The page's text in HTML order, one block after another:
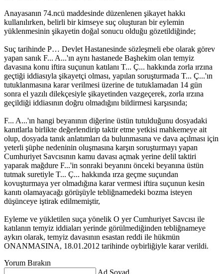
Anayasanın 74.ncü maddesinde düzenlenen şikayet hakkı
kullanılırken, belirli bir kimseye suç oluşturan bir eylemin
yüklenmesinin şikayetin doğal sonucu olduğu gözetildiğinde;
Suç tarihinde P… Devlet Hastanesinde sözleşmeli ebe olarak görev
yapan sanık F... A...'ın aynı hastanede Başhekim olan temyiz
davasına konu iftira suçunun katılanı T... Ç... hakkında zorla ırzına
geçtiği iddiasıyla şikayetçi olması, yapılan soruşturmada T... Ç...'ın
tutuklanmasına karar verilmesi üzerine de tutuklamadan 14 gün
sonra el yazılı dilekçesiyle şikayetinden vazgeçerek, zorla ırzına
geçildiği iddiasının doğru olmadığını bildirmesi karşısında;
F... A...'ın hangi beyanının diğerine üstün tutulduğunu dosyadaki
kanıtlarla birlikte değerlendirip taktir etme yetkisi mahkemeye ait
olup, dosyada tanık anlatımları da bulunmasına ve dava açılması için
yeterli şüphe nedeninin oluşmasına karşın soruşturmayı yapan
Cumhuriyet Savcısının kamu davası açmak yerine delil taktiri
yaparak mağdure F...'in sonraki beyanını önceki beyanına üstün
tutmak suretiyle T... Ç... hakkında ırza geçme suçundan
kovuşturmaya yer olmadığına karar vermesi iftira suçunun kesin
kanıtı olamayacağı görüşüyle tebliğnamedeki bozma isteyen
düşünceye iştirak edilmemiştir,
Eyleme ve yükletilen suça yönelik O yer Cumhuriyet Savcısı ile
katılanın temyiz iddiaları yerinde görülmediğinden tebliğnameye
aykırı olarak, temyiz davasının esastan reddi ile hükmün
ONANMASINA, 18.01.2012 tarihinde oybirliğiyle karar verildi.
Yorum Bırakın
Ad Soyad